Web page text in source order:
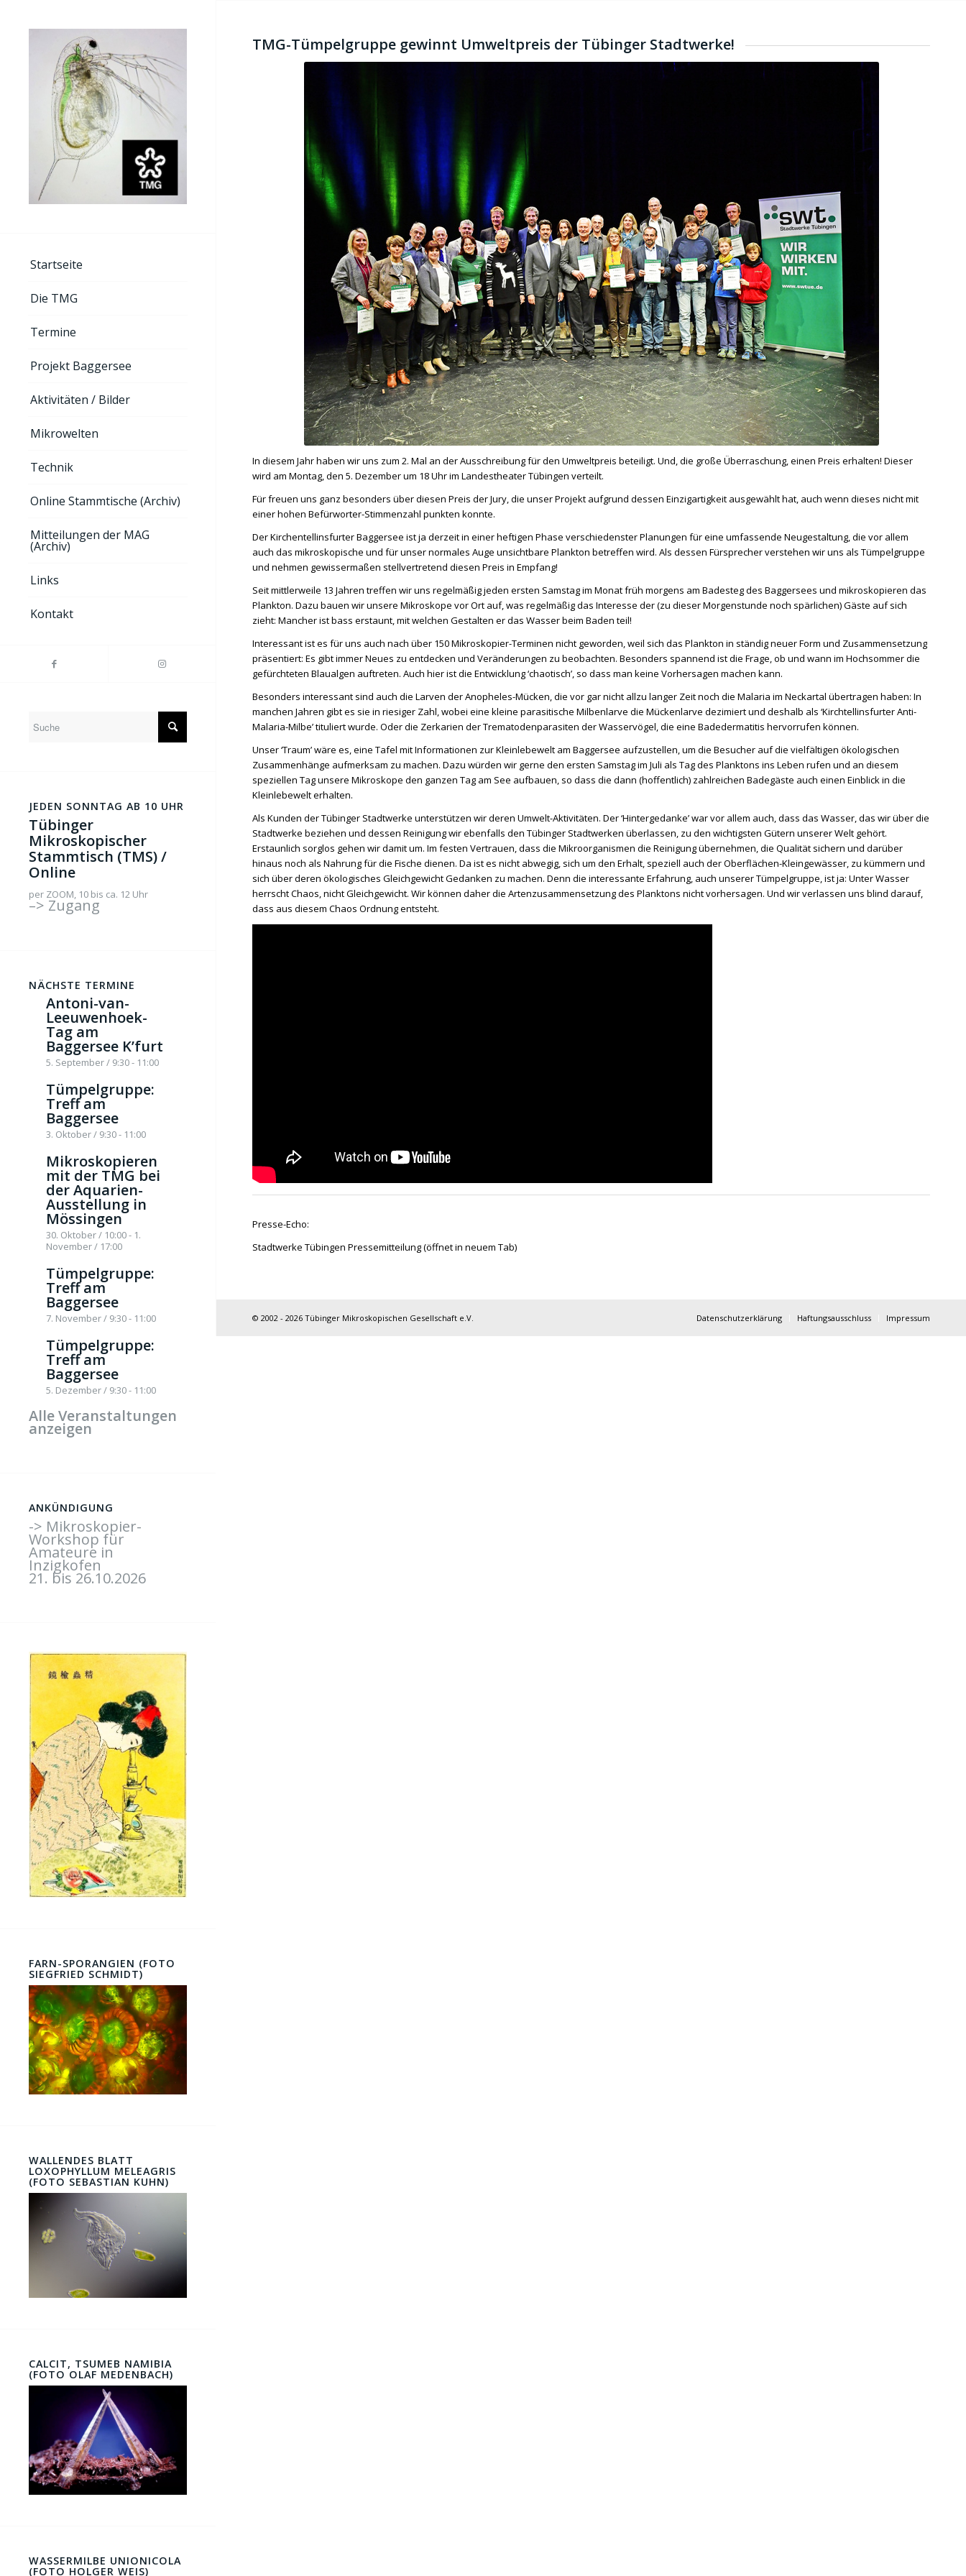
Startseite
Die TMG
Termine
Projekt Baggersee
Aktivitäten / Bilder
Mikrowelten
Technik
Online Stammtische (Archiv)
Mitteilungen der MAG
(Archiv)
Links
Kontakt
JEDEN SONNTAG AB 10 UHR
Tübinger
Mikroskopischer
Stammtisch (TMS) /
Online
per ZOOM, 10 bis ca. 12 Uhr
–> Zugang
NÄCHSTE TERMINE
Antoni-van-
Leeuwenhoek-
Tag am
Baggersee K’furt
5. September / 9:30- 11:00
Tümpelgruppe:
Treff am
Baggersee
3. Oktober / 9:30- 11:00
Mikroskopieren
mit der TMG bei
der Aquarien-
Ausstellung in
Mössingen
30. Oktober / 10:00- 1.
November / 17:00
Tümpelgruppe:
Treff am
Baggersee
7. November / 9:30- 11:00
Tümpelgruppe:
Treff am
Baggersee
5. Dezember / 9:30- 11:00
Alle Veranstaltungen
anzeigen
ANKÜNDIGUNG
-> Mikroskopier-
Workshop für
Amateure in
Inzigkofen
21. bis 26.10.2026
FARN-SPORANGIEN (FOTO
SIEGFRIED SCHMIDT)
WALLENDES BLATT
LOXOPHYLLUM MELEAGRIS
(FOTO SEBASTIAN KUHN)
CALCIT, TSUMEB NAMIBIA
(FOTO OLAF MEDENBACH)
WASSERMILBE UNIONICOLA
(FOTO HOLGER WEIS)
TMG-Tümpelgruppe gewinnt Umweltpreis der Tübinger Stadtwerke!
In diesem Jahr haben wir uns zum 2. Mal an der Ausschreibung für den Umweltpreis beteiligt. Und, die große Überraschung, einen Preis erhalten! Dieser
wird am Montag, den 5. Dezember um 18 Uhr im Landestheater Tübingen verteilt.
Für freuen uns ganz besonders über diesen Preis der Jury, die unser Projekt aufgrund dessen Einzigartigkeit ausgewählt hat, auch wenn dieses nicht mit
einer hohen Befürworter-Stimmenzahl punkten konnte.
Der Kirchentellinsfurter Baggersee ist ja derzeit in einer heftigen Phase verschiedenster Planungen für eine umfassende Neugestaltung, die vor allem
auch das mikroskopische und für unser normales Auge unsichtbare Plankton betreffen wird. Als dessen Fürsprecher verstehen wir uns als Tümpelgruppe
und nehmen gewissermaßen stellvertretend diesen Preis in Empfang!
Seit mittlerweile 13 Jahren treffen wir uns regelmäßig jeden ersten Samstag im Monat früh morgens am Badesteg des Baggersees und mikroskopieren das
Plankton. Dazu bauen wir unsere Mikroskope vor Ort auf, was regelmäßig das Interesse der (zu dieser Morgenstunde noch spärlichen) Gäste auf sich
zieht: Mancher ist bass erstaunt, mit welchen Gestalten er das Wasser beim Baden teil!
Interessant ist es für uns auch nach über 150 Mikroskopier-Terminen nicht geworden, weil sich das Plankton in ständig neuer Form und Zusammensetzung
präsentiert: Es gibt immer Neues zu entdecken und Veränderungen zu beobachten. Besonders spannend ist die Frage, ob und wann im Hochsommer die
gefürchteten Blaualgen auftreten. Auch hier ist die Entwicklung ‘chaotisch’, so dass man keine Vorhersagen machen kann.
Besonders interessant sind auch die Larven der Anopheles-Mücken, die vor gar nicht allzu langer Zeit noch die Malaria im Neckartal übertragen haben: In
manchen Jahren gibt es sie in riesiger Zahl, wobei eine kleine parasitische Milbenlarve die Mückenlarve dezimiert und deshalb als ‘Kirchtellinsfurter Anti-
Malaria-Milbe’ tituliert wurde. Oder die Zerkarien der Trematodenparasiten der Wasservögel, die eine Badedermatitis hervorrufen können.
Unser ‘Traum’ wäre es, eine Tafel mit Informationen zur Kleinlebewelt am Baggersee aufzustellen, um die Besucher auf die vielfältigen ökologischen
Zusammenhänge aufmerksam zu machen. Dazu würden wir gerne den ersten Samstag im Juli als Tag des Planktons ins Leben rufen und an diesem
speziellen Tag unsere Mikroskope den ganzen Tag am See aufbauen, so dass die dann (hoffentlich) zahlreichen Badegäste auch einen Einblick in die
Kleinlebewelt erhalten.
Als Kunden der Tübinger Stadtwerke unterstützen wir deren Umwelt-Aktivitäten. Der ‘Hintergedanke’ war vor allem auch, dass das Wasser, das wir über die
Stadtwerke beziehen und dessen Reinigung wir ebenfalls den Tübinger Stadtwerken überlassen, zu den wichtigsten Gütern unserer Welt gehört.
Erstaunlich sorglos gehen wir damit um. Im festen Vertrauen, dass die Mikroorganismen die Reinigung übernehmen, die Qualität sichern und darüber
hinaus noch als Nahrung für die Fische dienen. Da ist es nicht abwegig, sich um den Erhalt, speziell auch der Oberflächen-Kleingewässer, zu kümmern und
sich über deren ökologisches Gleichgewicht Gedanken zu machen. Denn die interessante Erfahrung, auch unserer Tümpelgruppe, ist ja: Unter Wasser
herrscht Chaos, nicht Gleichgewicht. Wir können daher die Artenzusammensetzung des Planktons nicht vorhersagen. Und wir verlassen uns blind darauf,
dass aus diesem Chaos Ordnung entsteht.
Presse-Echo:
Stadtwerke Tübingen Pressemitteilung(öffnet in neuem Tab)
© 2002 - 2026 Tübinger Mikroskopischen Gesellschaft e.V. Datenschutzerklärung Haftungsausschluss Impressum